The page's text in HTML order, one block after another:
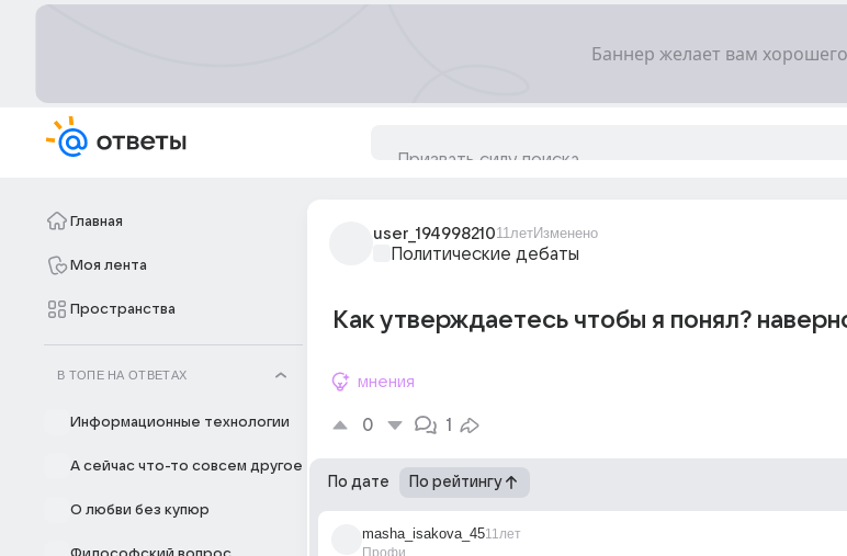
Главная
Моя лента
Пространства
В ТОПЕ НА ОТВЕТАХ
Информационные технологии
А сейчас что-то совсем другое
О любви без купюр
user_19499821011летИзменено
Политические дебаты
Как утверждаетесь чтобы я понял?
мнения
0 1
По дате По рейтингу
masha_isakova_45
Профи
11лет